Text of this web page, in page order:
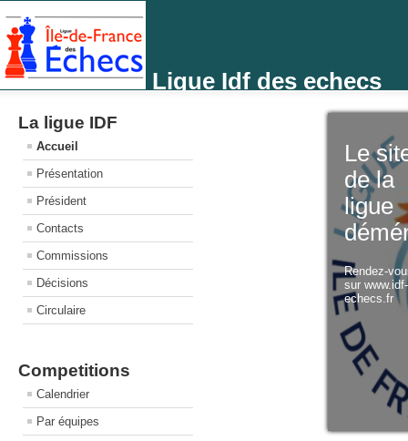
Ligue Idf des echecs
La ligue IDF
Accueil
Présentation
Président
Contacts
Commissions
Décisions
Circulaire
Competitions
Calendrier
Par équipes
Le
de la
ligue
Rendez-
sur
echecs.fr